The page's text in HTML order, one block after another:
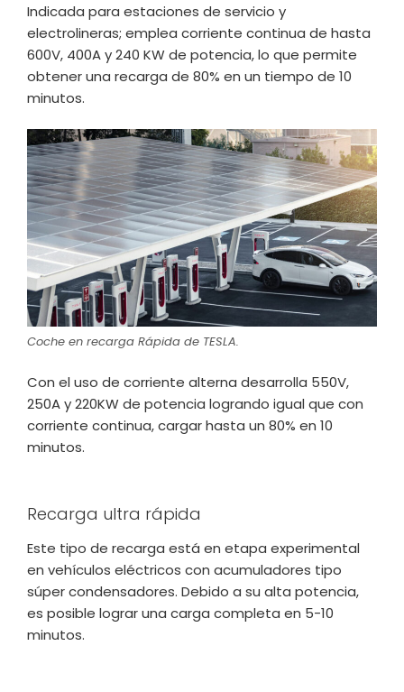
Indicada para estaciones de servicio y
electrolineras; emplea corriente continua de hasta
600V, 400A y 240 KW de potencia, lo que permite
obtener una recarga de 80% en un tiempo de 10
minutos.
Coche en recarga Rápida de TESLA.
Con el uso de corriente alterna desarrolla 550V,
250A y 220KW de potencia logrando igual que con
corriente continua, cargar hasta un 80% en 10
minutos.
Recarga ultra rápida
Este tipo de recarga está en etapa experimental
en vehículos eléctricos con acumuladores tipo
súper condensadores. Debido a su alta potencia,
es posible lograr una carga completa en 5-10
minutos.